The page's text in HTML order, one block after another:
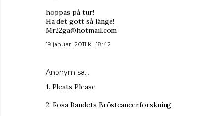
hoppas på tur!
Ha det gott så länge!
Mr22ga@hotmail.com
19 januari 2011 kl. 18:42
Anonym sa…
1. Pleats Please
2. Rosa Bandets Bröstcancerforskning